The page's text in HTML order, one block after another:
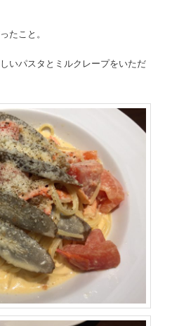
たこと。
いパスタとミルクレープをいただ